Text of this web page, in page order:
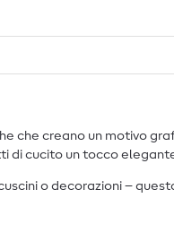
che creano un motivo
di cucito un tocco
o decorazioni –